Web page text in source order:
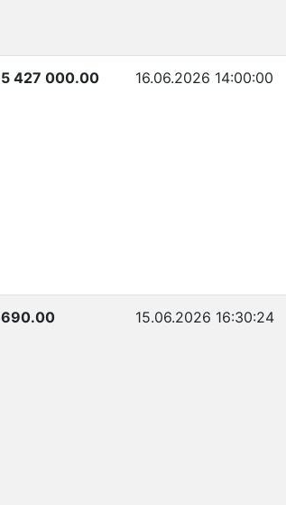
5 427 000.00 16.06.2026 14:00:00
690.00 15.06.2026 16:30:24